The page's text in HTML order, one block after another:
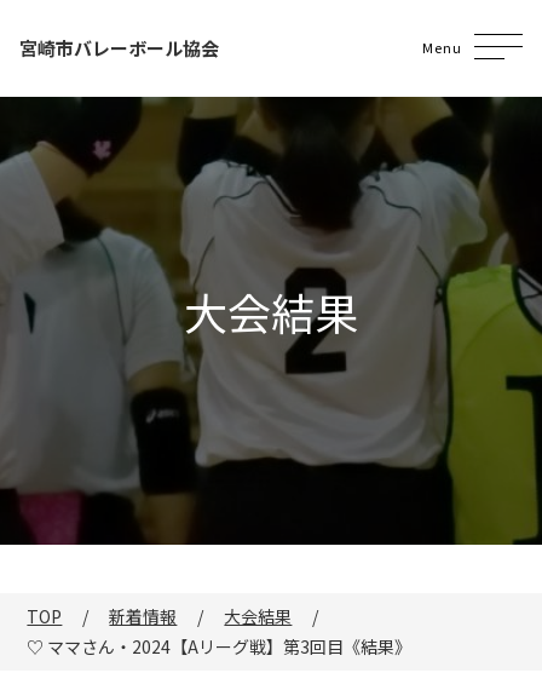
宮崎市バレーボール協会 Menu
大会結果
TOP 新着情報
大会結果
♡ ママさん・2024【Aリーグ戦】第3回目《結果》